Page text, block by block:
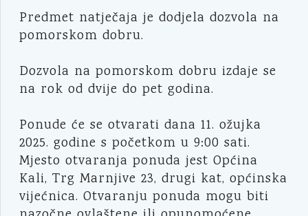
Predmet natječaja je dodjela dozvola na
pomorskom dobru.
Dozvola na pomorskom dobru izdaje se
na rok od dvije do pet godina.
Ponude će se otvarati dana 11. ožujka
2025. godine s početkom u 9:00 sati.
Mjesto otvaranja ponuda jest Općina
Kali, Trg Marnjive 23, drugi kat, općinska
vijećnica. Otvaranju ponuda mogu biti